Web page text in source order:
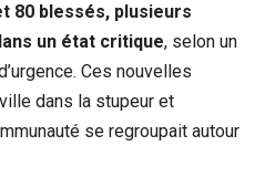
80 blessés, plusieurs
un état critique, selon un
Ces nouvelles
dans la stupeur et
se regroupait autour